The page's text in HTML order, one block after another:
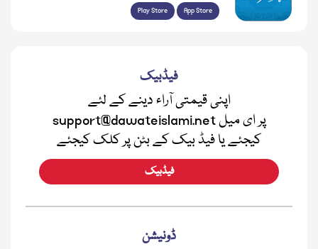
Play Store App Store
فیڈبیک
اپنی قیمتی آراء دینے کے لئے
support@dawateislami.net پر ای میل
کیجئے یا فیڈ بیک کے بٹن پر کلک کیجئے
فیڈبیک
ڈونیشن